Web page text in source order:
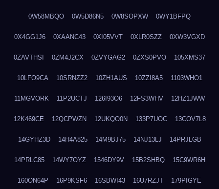
0W58MBQO 0W5D86N5 0W8SOPXW 0WY1BFPQ
0X4GG1J6 0XAANC43 0XI05VVT 0XLR0SZZ 0XW3VGXD
0ZAVTHSI 0ZM4J2CX 0ZVYGAG2 0ZXS0PVO 105XMS37
10LFO9CA 10SRNZZ2 10ZH1AUS 10ZZI8A5 1103WHO1
11MGVORK 11P2UCTJ 126I93O6 12FS3WHV 12HZ1JWW
12K469CE 12QCPWZN 12UKQO0N 133P7UOC 13COV7L8
14GYHZ3D 14H4A825 14M9BJ75 14NJ13LJ 14PRJLGB
14PRLC85 14WY7OYZ 1546DY9V 15B2SHBQ 15C9WR6H
160ON64P 16P9KSF6 16SBWI43 16U7RZJT 179PIGYE